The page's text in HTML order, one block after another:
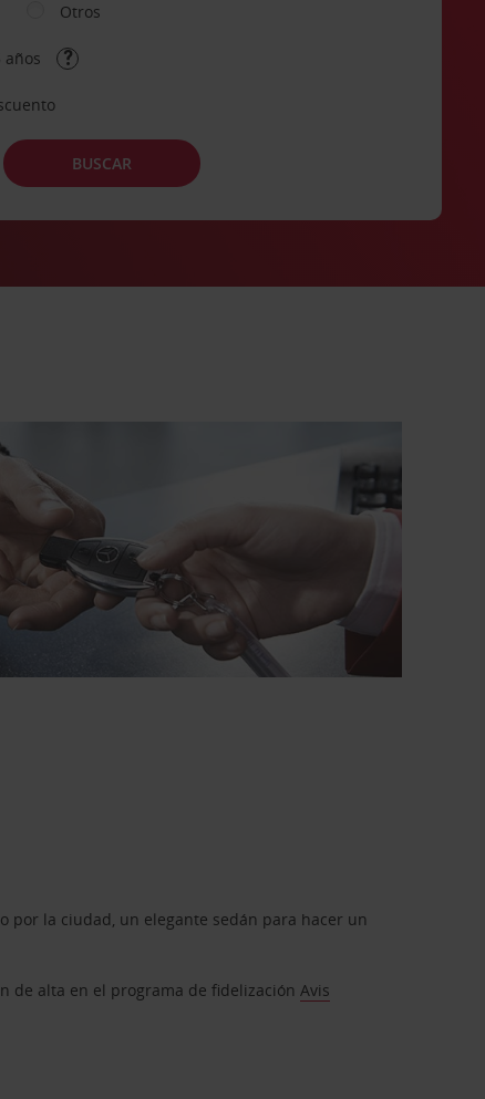
Otros
años
BUSCAR
por la ciudad, un elegante sedán para hacer un
de alta en el programa de fidelizaciónAvis